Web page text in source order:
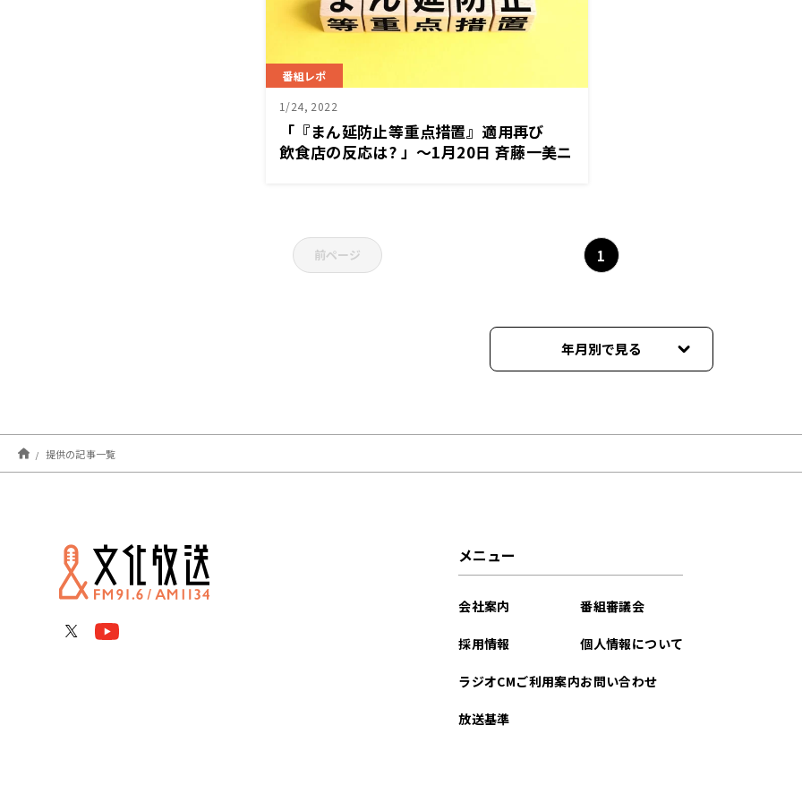
番組レポ
1/24, 2022
「『まん延防止等重点措置』適用再び
飲食店の反応は? 」～1月20日 斉藤一美ニ
前ページ 1
年月別で見る
提供の記事一覧
メニュー
会社案内
採用情報
ラジオCMご利用案内
放送基準
番組審議会
個人情報について
お問い合わせ